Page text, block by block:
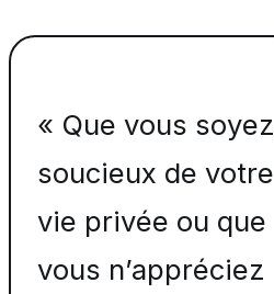
« Que vous soyez
soucieux de votre
vie privée ou que
vous n’appréciez